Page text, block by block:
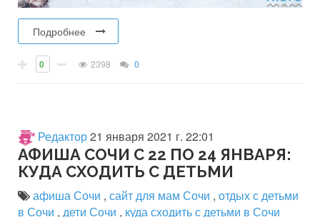
Подробнее
0 2398 0
Редактор21 января 2021 г. 22:01
АФИША СОЧИ С 22 ПО 24 ЯНВАРЯ:
КУДА СХОДИТЬ С ДЕТЬМИ
афиша Сочи , сайт для мам Сочи , отдых с детьми
в Сочи , дети Сочи , куда сходить с детьми в Сочи